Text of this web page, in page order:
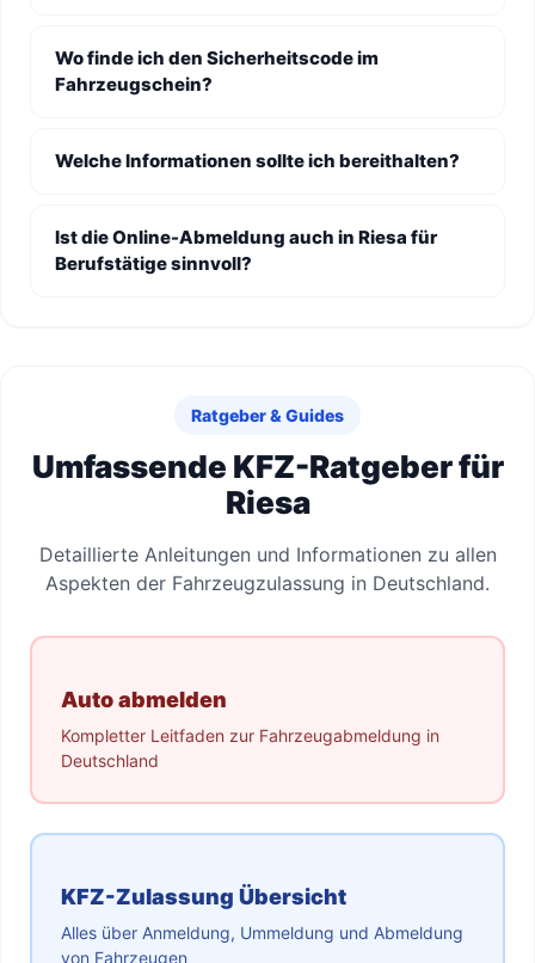
Wo finde ich den Sicherheitscode im
Fahrzeugschein?
Welche Informationen sollte ich bereithalten?
Ist die Online-Abmeldung auch in Riesa für
Berufstätige sinnvoll?
Ratgeber & Guides
Umfassende KFZ-Ratgeber für
Riesa
Detaillierte Anleitungen und Informationen zu allen
Aspekten der Fahrzeugzulassung in Deutschland.
Auto abmelden
Kompletter Leitfaden zur Fahrzeugabmeldung in
Deutschland
KFZ-Zulassung Übersicht
Alles über Anmeldung, Ummeldung und Abmeldung
von Fahrzeugen